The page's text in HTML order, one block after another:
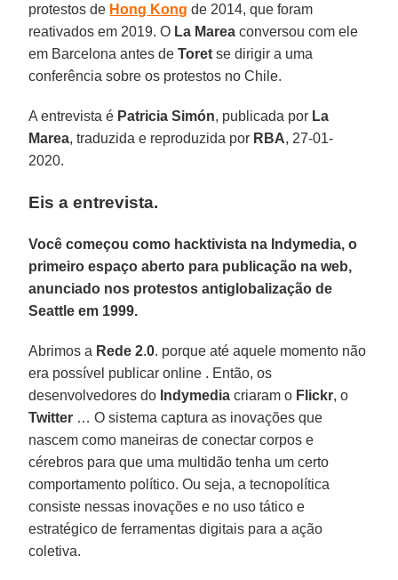
protestos de Hong Kong de 2014, que foram
reativados em 2019. O La Marea conversou com ele
em Barcelona antes deToret se dirigir a uma
conferência sobre os protestos no Chile.
A entrevista é Patricia Simón, publicada por La
Marea, traduzida e reproduzida por RBA, 27-01-
2020.
Eis a entrevista.
Você começou como hacktivista na Indymedia, o
primeiro espaço aberto para publicação na web,
anunciado nos protestos antiglobalização de
Seattle em 1999.
Abrimos a Rede 2.0. porque até aquele momento não
era possível publicar online . Então, os
desenvolvedores do Indymedia criaram o Flickr, o
Twitter … O sistema captura as inovações que
nascem como maneiras de conectar corpos e
cérebros para que uma multidão tenha um certo
comportamento político. Ou seja, a tecnopolítica
consiste nessas inovações e no uso tático e
estratégico de ferramentas digitais para a ação
coletiva.